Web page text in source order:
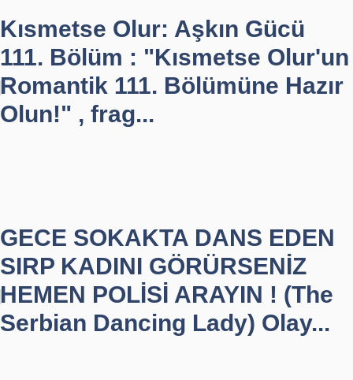
Kısmetse Olur: Aşkın Gücü
111. Bölüm : "Kısmetse Olur'un
Romantik 111. Bölümüne Hazır
Olun!" , frag...
GECE SOKAKTA DANS EDEN
SIRP KADINI GÖRÜRSENİZ
HEMEN POLİSİ ARAYIN ! (The
Serbian Dancing Lady) Olay...